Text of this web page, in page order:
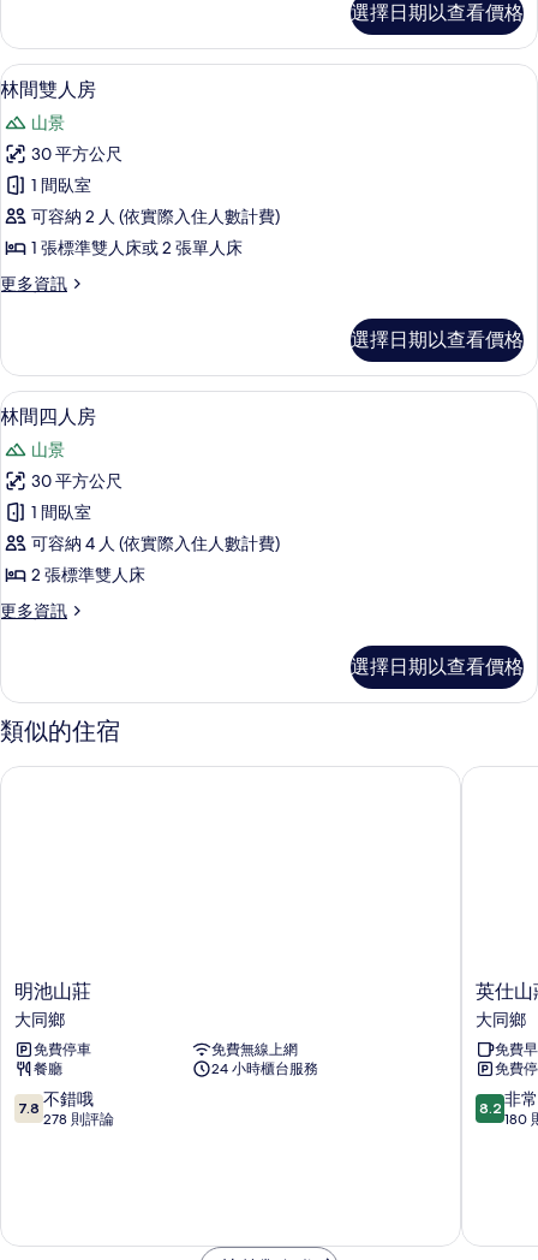
有
相
片
六
人
房
的
詳
情
選擇日期以查看價格
顯
示
林
間
雙
人
的
有
相
片
林間雙人房 | 高級寢具、客房內保險
4
林間雙人房
山景
30 平方公尺
1 間臥室
可容納 2 人 (依實際入住人數計費)
1 張標準雙人床或 2 張單人床
更多資訊
更
雙
人
房
的
詳
情
選擇日期以查看價格
顯
示
林
間
四
人
的
有
相
片
林間四人房 | 高級寢具、客房內保險
4
林間四人房
山景
30 平方公尺
1 間臥室
可容納 4 人 (依實際入住人數計費)
2 張標準雙人床
更多資訊
更
四
人
房
詳
選擇日期以查看價格
類似的住宿
明
池
山
莊
大
同
鄉
明池山莊
大同鄉
免費停車
免費無線上網
餐廳
24 小時櫃台服務
7.8
分，
錯
7.8 不錯哦
278 則評論
明池山莊
英
仕
山
莊
大
同
鄉
英仕山
大同鄉
免費
免費
8.2
分，
常
8.2 非
180
英仕山莊